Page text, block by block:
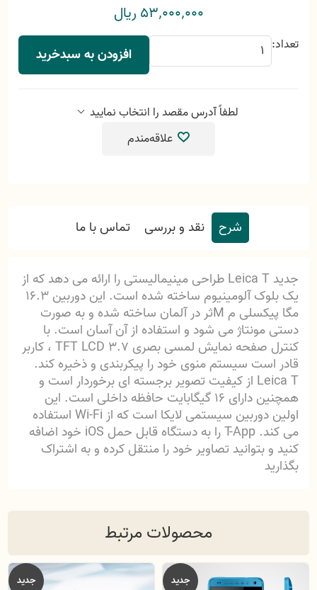
53٬000٬000 ریال
تعداد: افزودن به سبدخرید
لطفاً آدرس مقصد را انتخاب نمایید
علاقه‌مندم
شرح نقد و بررسی تماس با ما
جدید Leica T طراحی مینیمالیستی را ارائه می دهد که از
یک بلوک آلومینیوم ساخته شده است. این دوربین 16.3
مگا پیکسلی م Mثر در آلمان ساخته شده و به صورت
دستی مونتاژ می شود و استفاده از آن آسان است. با
کنترل صفحه نمایش لمسی بصری 3.7 TFT LCD ، کاربر
قادر است سیستم منوی خود را پیکربندی و ذخیره کند.
Leica T از کیفیت تصویر برجسته ای برخوردار است و
همچنین دارای 16 گیگابایت حافظه داخلی است. این
اولین دوربین سیستمی لایکا است که از Wi-Fi استفاده
می کند. T-App را به دستگاه قابل حمل iOS خود اضافه
کنید و بتوانید تصاویر خود را منتقل کرده و به اشتراک
بگذارید
محصولات مرتبط
جدید جدید